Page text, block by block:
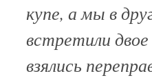
купе, а мы в
встретили
взялись